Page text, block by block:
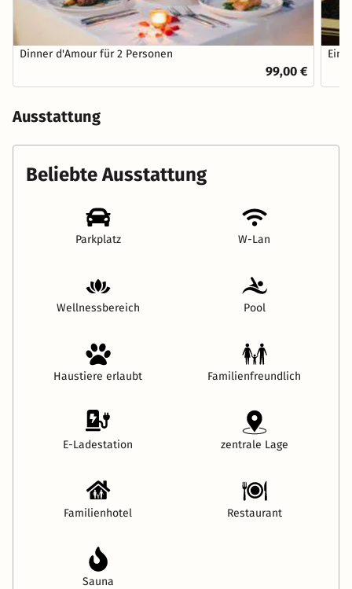
Dinner d'Amour für 2 Personen
99,00 €
Ausstattung
Beliebte Ausstattung
Parkplatz W-Lan
Wellnessbereich Pool
Haustiere erlaubt Familienfreundlich
E-Ladestation zentrale Lage
Familienhotel Restaurant
Sauna